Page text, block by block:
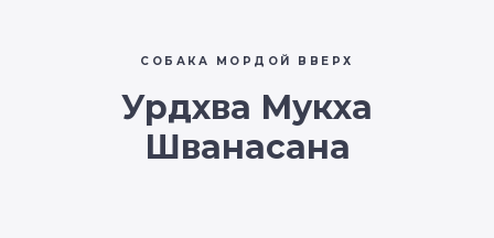
СОБАКА МОРДОЙ ВВЕРХ
Урдхва Мукха
Шванасана